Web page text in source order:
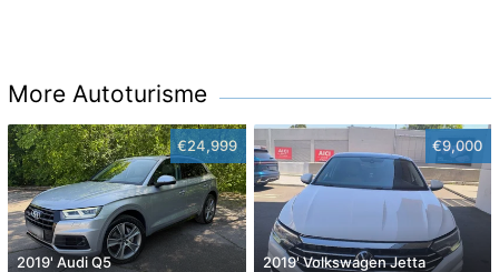
More Autoturisme
€24,999
2019' Audi Q5
€9,000
2019' Volkswagen Jetta